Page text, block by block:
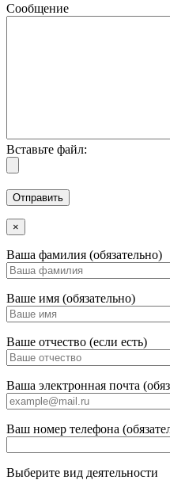
Сообщение
Вставьте файл:
×
Ваша фамилия (обязательно)
Ваше имя (обязательно)
Ваше отчество (если есть)
Ваша электронная почта
Ваш номер телефона
Выберите вид деятельности